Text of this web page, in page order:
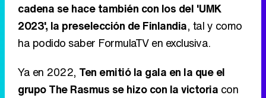
cadena se hace también con los del 'UMK
2023', la preselección de Finlandia, tal y como
ha podido saber FormulaTV en exclusiva.
Ya en 2022, Ten emitió la gala en la que el
grupo The Rasmus se hizo con la victoria con